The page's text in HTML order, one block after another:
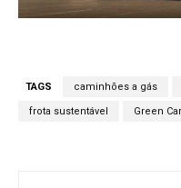
TAGS caminhões a gás
frota sustentável Green